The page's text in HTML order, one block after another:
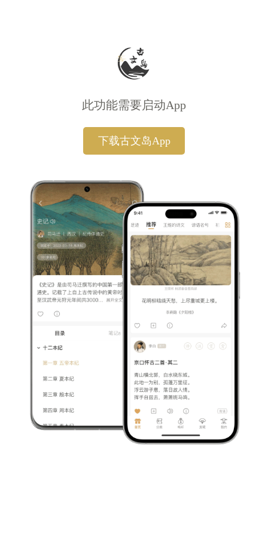
此功能需要启动App
下载古文岛App